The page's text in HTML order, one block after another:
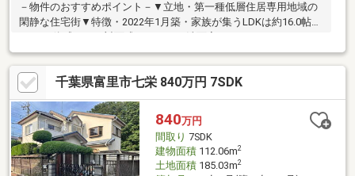
－物件のおすすめポイント－▼立地・第一種低層住居専用地域の
閑静な住宅街▼特徴・2022年1月築・家族が集うLDKは約16.0帖・
ら出入り可能・約7.0帖の洋室にWIC有・水回りを集約配置、家事
動線に配慮・洋室2部屋に面した南向きバルコニー▼設備・食洗
機・浴室は1616サイズ／浴室換気乾燥機・複層ガラス・TVモニタ
付インターホン▼周辺環境・富里市立富里小学校 徒歩8分(約
640m)■ ご希望の住まい探しをお手伝いします ━━━━━・・・
物件の詳細・ご相談はお気軽にお問い合わせください。
千葉県富里市七栄 840万円 7SDK
840万円
間取り 7SDK
建物面積112.06m2
土地面積185.03m2